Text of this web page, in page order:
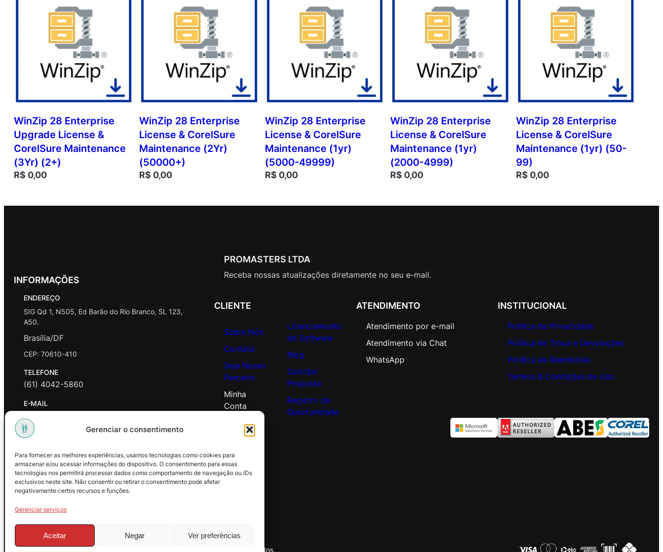
Gerenciar o consentimento
Para fornecer as melhores experiências, usamos tecnologias como cookies para
armazenar e/ou acessar informações do dispositivo. O consentimento para essas
tecnologias nos permitirá processar dados como comportamento de navegação ou IDs
exclusivos neste site. Não consentir ou retirar o consentimento pode afetar
negativamente certos recursos e funções.
Gerenciar serviços
Aceitar Negar Ver preferências
WinZip 28 Enterprise
Upgrade License &
CorelSure Maintenance
(3Yr) (2+)
R$ 0,00
WinZip 28 Enterprise
License & CorelSure
Maintenance (2Yr)
(50000+)
R$ 0,00
WinZip 28 Enterprise
License & CorelSure
Maintenance (1yr)
(5000-49999)
R$ 0,00
WinZip 28 Enterprise
License & CorelSure
Maintenance (1yr)
(2000-4999)
R$ 0,00
WinZip 28 Enterprise
License & CorelSure
Maintenance (1yr) (50-
99)
R$ 0,00
INFORMAÇÕES
ENDEREÇO
SIG Qd 1, N505, Ed Barão do Rio Branco, SL 123,
A50.
Brasília/DF
CEP: 70610-410
TELEFONE
(61) 4042-5860
E-MAIL
contato@promasters.net.br
HORÁRIO DE ATENDIMENTO
Facebook Instagram Youtube
PROMASTERS LTDA
Receba nossas atualizações diretamente no seu e-mail.
CLIENTE
Sobre Nós
Contato
Seja Nosso
Parceiro
Minha
Conta
Licenciamento
de Software
Blog
Solicitar
Proposta
Registro de
Oportunidade
ATENDIMENTO
Atendimento por e-mail
Atendimento via Chat
WhatsApp
INSTITUCIONAL
Política de Privacidade
Política de Troca e Devoluções
Política de Reembolso
Termos & Condições de Uso
© 2025 – ProMasters. CNPJ: 18.269.230/0001-16. Todos os direitos reservados.